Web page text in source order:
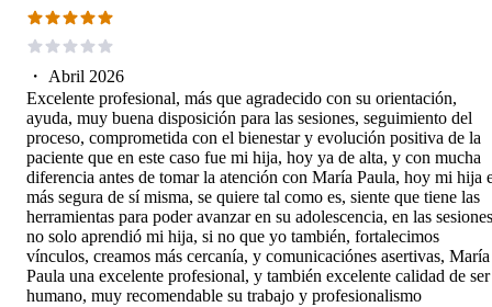
・ Abril 2026
Excelente profesional, más que agradecido con su orientación,
ayuda, muy buena disposición para las sesiones, seguimiento del
proceso, comprometida con el bienestar y evolución positiva de la
paciente que en este caso fue mi hija, hoy ya de alta, y con mucha
diferencia antes de tomar la atención con María Paula, hoy mi hija
más segura de sí misma, se quiere tal como es, siente que tiene las
herramientas para poder avanzar en su adolescencia, en las sesiones
no solo aprendió mi hija, si no que yo también, fortalecimos
vínculos, creamos más cercanía, y comunicaciónes asertivas, María
Paula una excelente profesional, y también excelente calidad de ser
humano, muy recomendable su trabajo y profesionalismo